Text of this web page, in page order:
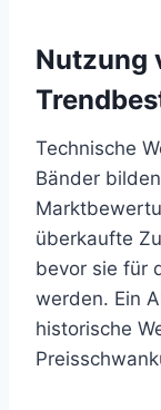
Nutzung
Technische
Bänder
überkaufte
bevor sie für
werden. Ein
historische